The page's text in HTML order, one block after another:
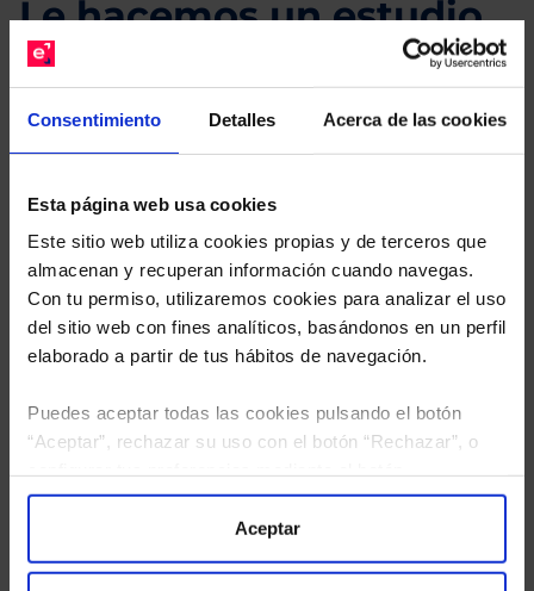
Consentimiento Detalles Acerca de las cookies
Esta página web usa cookies
Este sitio web utiliza cookies propias y de terceros que
almacenan y recuperan información cuando navegas.
Con tu permiso, utilizaremos cookies para analizar el uso
del sitio web con fines analíticos, basándonos en un perfil
elaborado a partir de tus hábitos de navegación.
Puedes aceptar todas las cookies pulsando el botón
“Aceptar”, rechazar su uso con el botón “Rechazar”, o
“Configuración”. Consulta nuestraPolítica
para más información.
Aceptar
Le hacemos un estudio
gratuito de su cartera.
Descárguese el archivoe indíquenos los ISINs de
Limpias con las que podrá ahorrar en sus costes.